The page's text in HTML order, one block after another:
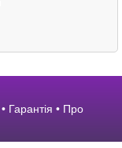
• Гарантія • Про